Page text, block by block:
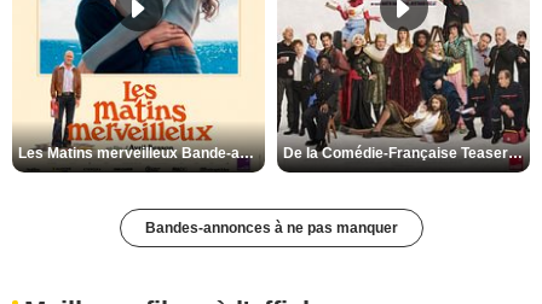
Les Matins merveilleux Bande-annonce VF De la Comédie-Française Teaser VF
Bandes-annonces à ne pas manquer